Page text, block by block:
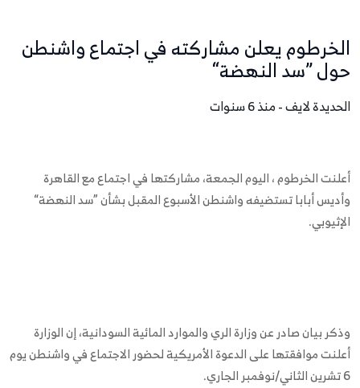
الخرطوم يعلن مشاركته في اجتماع واشنطن
حول ”سد النهضة“
الحديدة لايف - منذ 6 سنوات
أعلنت الخرطوم ، اليوم الجمعة، مشاركتها في اجتماع مع القاهرة
وأديس أبابا تستضيفه واشنطن الأسبوع المقبل بشأن ”سد النهضة“
الإثيوبي.
وذكر بيان صادر عن وزارة الري والموارد المائية السودانية، إن الوزارة
أعلنت موافقتها على الدعوة الأمريكية لحضور الاجتماع في واشنطن يوم
6 تشرين الثاني/نوفمبر الجاري.